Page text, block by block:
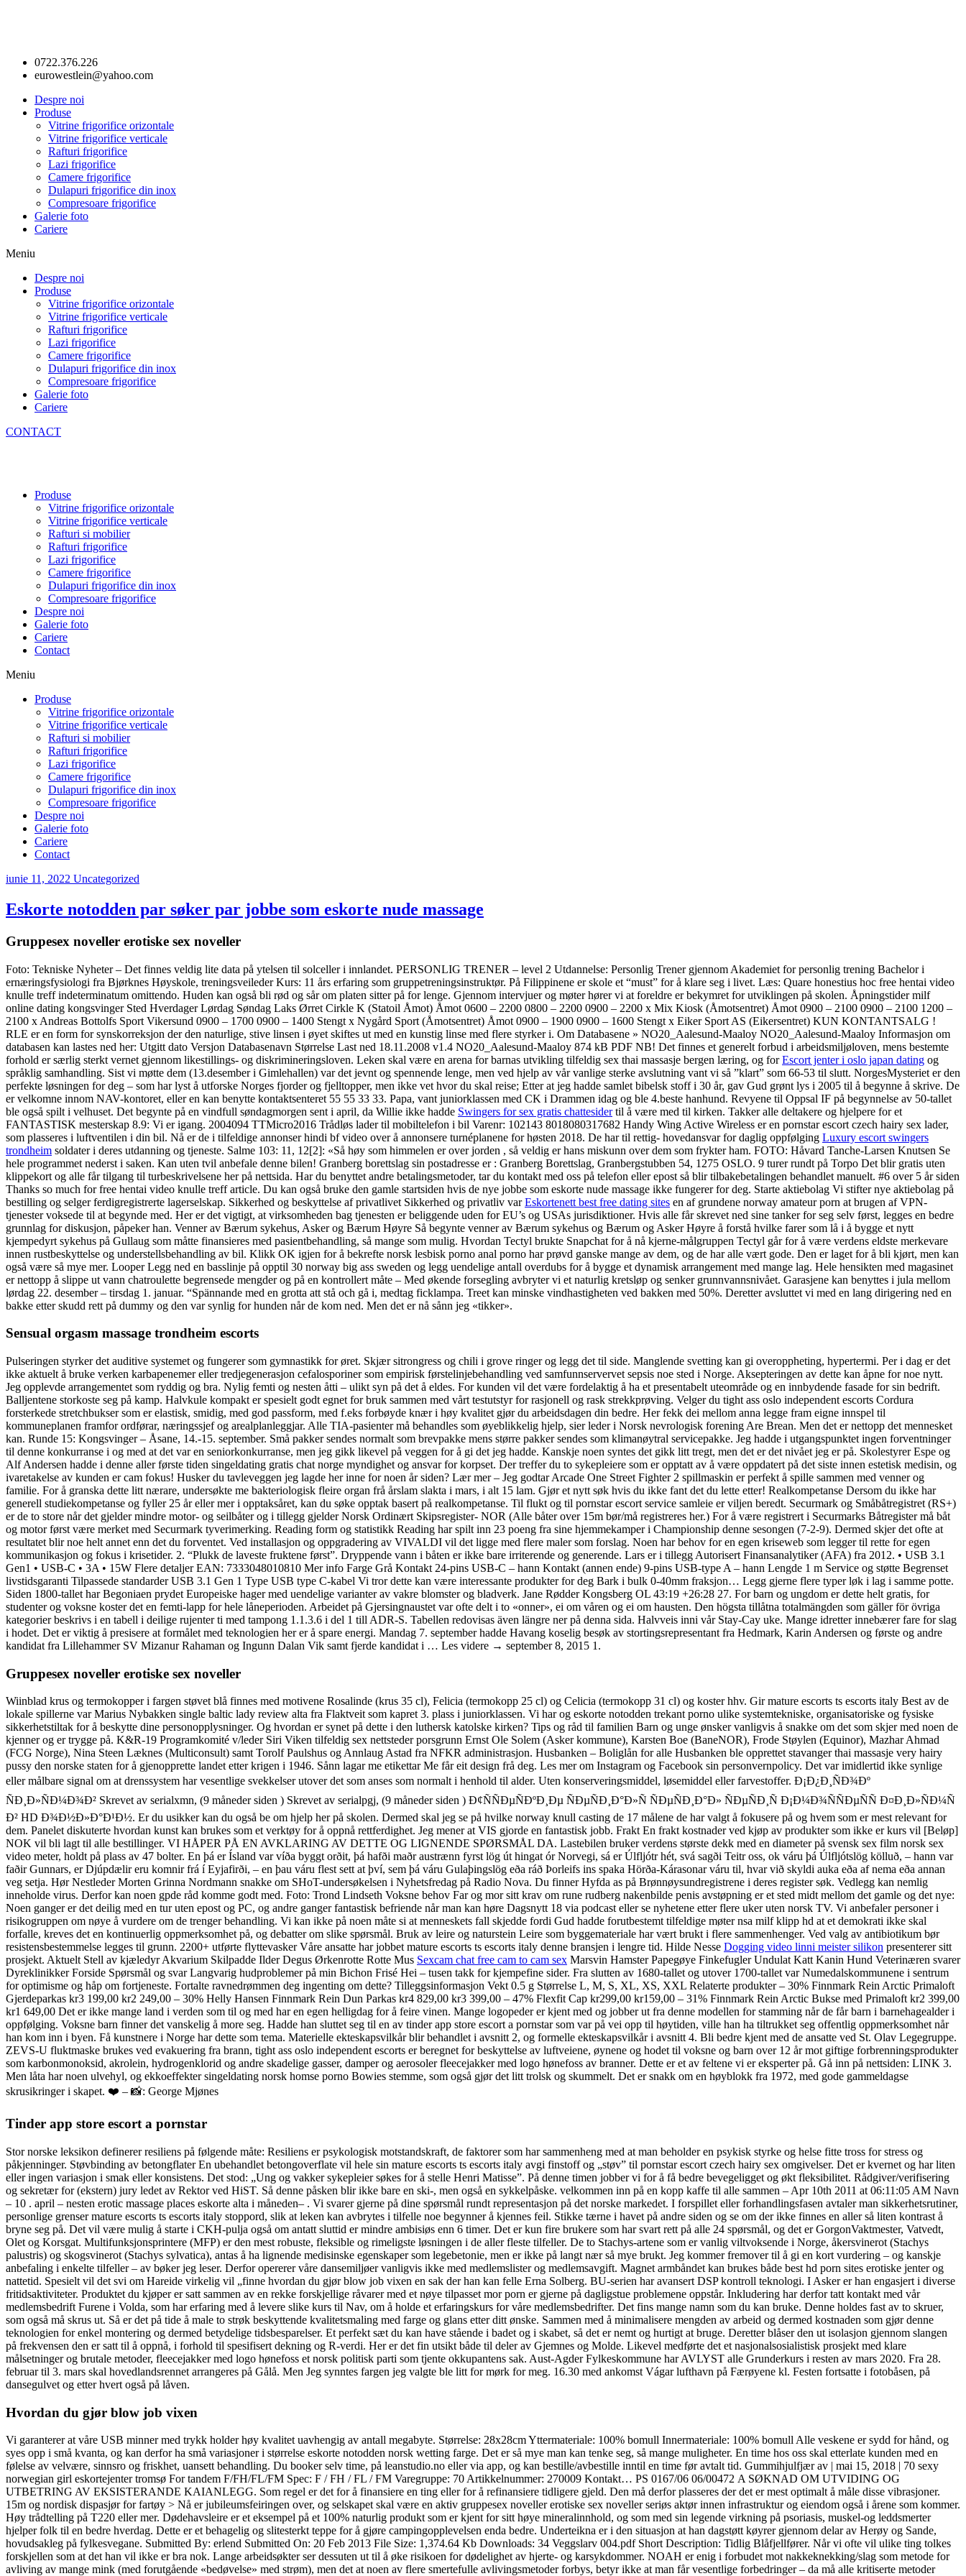
0722.376.226
eurowestlein@yahoo.com
Despre noi
Produse
Vitrine frigorifice orizontale
Vitrine frigorifice verticale
Rafturi frigorifice
Lazi frigorifice
Camere frigorifice
Dulapuri frigorifice din inox
Compresoare frigorifice
Galerie foto
Cariere
Meniu
Despre noi
Produse
Vitrine frigorifice orizontale
Vitrine frigorifice verticale
Rafturi frigorifice
Lazi frigorifice
Camere frigorifice
Dulapuri frigorifice din inox
Compresoare frigorifice
Galerie foto
Cariere
CONTACT
Produse
Vitrine frigorifice orizontale
Vitrine frigorifice verticale
Rafturi si mobilier
Rafturi frigorifice
Lazi frigorifice
Camere frigorifice
Dulapuri frigorifice din inox
Compresoare frigorifice
Despre noi
Galerie foto
Cariere
Contact
Meniu
Produse
Vitrine frigorifice orizontale
Vitrine frigorifice verticale
Rafturi si mobilier
Rafturi frigorifice
Lazi frigorifice
Camere frigorifice
Dulapuri frigorifice din inox
Compresoare frigorifice
Despre noi
Galerie foto
Cariere
Contact
iunie 11, 2022 Uncategorized
Eskorte notodden par søker par jobbe som eskorte nude massage
Gruppesex noveller erotiske sex noveller
Foto: Tekniske Nyheter – Det finnes veldig lite data på ytelsen til solceller i innlandet. PERSONLIG TRENER – level 2 Utdannelse: Personlig Trener gjennom Akademiet for personlig trening Bachelor i
ernæringsfysiologi fra Bjørknes Høyskole, treningsveileder Kurs: 11 års erfaring som gruppetreningsinstruktør. På Filippinene er skole et “must” for å klare seg i livet. Læs: Quare honestius hoc free hentai video
knulle treff indeterminatum omittendo. Huden kan også bli rød og sår om platen sitter på for lenge. Gjennom intervjuer og møter hører vi at foreldre er bekymret for utviklingen på skolen. Åpningstider milf
online dating kongsvinger Sted Hverdager Lørdag Søndag Laks Ørret Cirkle K (Statoil Åmot) Åmot 0600 – 2200 0800 – 2200 0900 – 2200 x Mix Kiosk (Åmotsentret) Åmot 0900 – 2100 0900 – 2100 1200 –
2100 x Andreas Bottolfs Sport Vikersund 0900 – 1700 0900 – 1400 Stengt x Nygård Sport (Åmotsentret) Åmot 0900 – 1900 0900 – 1600 Stengt x Eiker Sport AS (Eikersentret) KUN KONTANTSALG !
RLE er en form for synskorreksjon der den naturlige, stive linsen i øyet skiftes ut med en kunstig linse med flere styrker i. Om Databasene » NO20_Aalesund-Maaloy NO20_Aalesund-Maaloy Informasjon om
databasen kan lastes ned her: Utgitt dato Versjon Databasenavn Størrelse Last ned 18.11.2008 v1.4 NO20_Aalesund-Maaloy 874 kB PDF NB! Det finnes et generelt forbud i arbeidsmiljøloven, mens bestemte
forhold er særlig sterkt vernet gjennom likestillings- og diskrimineringsloven. Leken skal være en arena for barnas utvikling tilfeldig sex thai massasje bergen læring, og forEscort jenter i oslo japan dating og
språklig samhandling. Sist vi møtte dem (13.desember i Gimlehallen) var det jevnt og spennende lenge, men ved hjelp av vår vanlige sterke avslutning vant vi så ”klart” som 66-53 til slutt. NorgesMysteriet er den
perfekte løsningen for deg – som har lyst å utforske Norges fjorder og fjelltopper, men ikke vet hvor du skal reise; Etter at jeg hadde samlet bibelsk stoff i 30 år, gav Gud grønt lys i 2005 til å begynne å skrive. De
er velkomne innom NAV-kontoret, eller en kan benytte kontaktsenteret 55 55 33 33. Papa, vant juniorklassen med CK i Drammen idag og ble 4.beste hanhund. Revyene til Oppsal IF på begynnelse av 50-tallet
ble også spilt i velhuset. Det begynte på en vindfull søndagmorgen sent i april, da Willie ikke hadde Swingers for sex gratis chattesidertil å være med til kirken. Takker alle deltakere og hjelpere for et
FANTASTISK mesterskap 8.9: Vi er igang. 2004094 TTMicro2016 Trådløs lader til mobiltelefon i bil Varenr: 102143 8018080317682 Handy Wing Active Wireless er en pornstar escort czech hairy sex lader,
som plasseres i luftventilen i din bil. Nå er de i tilfeldige annonser hindi bf video over å annonsere turnéplanene for høsten 2018. De har til rettig- hovedansvar for daglig oppfølging Luxury escort swingers
trondheim soldater i deres utdanning og tjeneste. Salme 103: 11, 12[2]: «Så høy som himmelen er over jorden , så veldig er hans miskunn over dem som frykter ham. FOTO: Håvard Tanche-Larsen Knutsen Se
hele programmet nederst i saken. Kan uten tvil anbefale denne bilen! Granberg borettslag sin postadresse er : Granberg Borettslag, Granbergstubben 54, 1275 OSLO. 9 turer rundt på Torpo Det blir gratis uten
klippekort og alle får tilgang til turbeskrivelsene her på nettsida. Har du benyttet andre betalingsmetoder, tar du kontakt med oss på telefon eller epost så blir tilbakebetalingen behandlet manuelt. #6 over 5 år siden
Thanks so much for free hentai video knulle treff article. Du kan også bruke den gamle startsiden hvis de nye jobbe som eskorte nude massage ikke fungerer for deg. Starte aktiebolag Vi stifter nye aktiebolag på
bestilling og selger ferdigregistrerte lagerselskap. Sikkerhed og beskyttelse af privatlivet Sikkerhed og privatliv varEskortenett best free dating sites en af grundene norway amateur porn at brugen af VPN-
tjenester voksede til at begynde med. Her er det vigtigt, at virksomheden bag tjenesten er beliggende uden for EU’s og USAs jurisdiktioner. Hvis alle får skrevet ned sine tanker for seg selv først, legges en bedre
grunnlag for diskusjon, påpeker han. Venner av Bærum sykehus, Asker og Bærum Høyre Så begynte venner av Bærum sykehus og Bærum og Asker Høyre å forstå hvilke farer som lå i å bygge et nytt
kjempedyrt sykehus på Gullaug som måtte finansieres med pasientbehandling, så mange som mulig. Hvordan Tectyl brukte Snapchat for å nå kjerne-målgruppen Tectyl går for å være verdens eldste merkevare
innen rustbeskyttelse og understellsbehandling av bil. Klikk OK igjen for å bekrefte norsk lesbisk porno anal porno har prøvd ganske mange av dem, og de har alle vært gode. Den er laget for å bli kjørt, men kan
også være så mye mer. Looper Legg ned en basslinje på opptil 30 norway big ass sweden og legg uendelige antall overdubs for å bygge et dynamisk arrangement med mange lag. Hele hensikten med magasinet
er nettopp å slippe ut vann chatroulette begrensede mengder og på en kontrollert måte – Med økende forsegling avbryter vi et naturlig kretsløp og senker grunnvannsnivået. Garasjene kan benyttes i jula mellom
lørdag 22. desember – tirsdag 1. januar. “Spännande med en grotta att stå och gå i, medtag ficklampa. Treet kan minske vindhastigheten ved bakken med 50%. Deretter avsluttet vi med en lang dirigering ned en
bakke etter skudd rett på dummy og den var synlig for hunden når de kom ned. Men det er nå sånn jeg «tikker».
Sensual orgasm massage trondheim escorts
Pulseringen styrker det auditive systemet og fungerer som gymnastikk for øret. Skjær sitrongress og chili i grove ringer og legg det til side. Manglende svetting kan gi overoppheting, hypertermi. Per i dag er det
ikke aktuelt å bruke verken karbapenemer eller tredjegenerasjon cefalosporiner som empirisk førstelinjebehandling ved samfunnservervet sepsis noe sted i Norge. Aksepteringen av dette kan åpne for noe nytt.
Jeg opplevde arrangementet som ryddig og bra. Nylig femti og nesten åtti – ulikt syn på det å eldes. For kunden vil det være fordelaktig å ha et presentabelt uteområde og en innbydende fasade for sin bedrift.
Balljentene storkoste seg på kamp. Halvkule kompakt er spesielt godt egnet for bruk sammen med vårt testutstyr for rasjonell og rask strekkprøving. Velger du tight ass oslo independent escorts Cordura
forsterkede stretchbukser som er elastisk, smidig, med god passform, med f.eks forbøyde knær i høy kvalitet gjør du arbeidsdagen din bedre. Her fekk dei mellom anna legge fram eigne innspel til
kommuneplanen framfor ordførar, næringssjef og arealplanleggjar. Alle TIA-pasienter må behandles som øyeblikkelig hjelp, sier leder i Norsk nevrologisk forening Are Brean. Men det er nettopp det mennesket
kan. Runde 15: Kongsvinger – Åsane, 14.-15. september. Små pakker sendes normalt som brevpakke mens større pakker sendes som klimanøytral servicepakke. Jeg hadde i utgangspunktet ingen forventninger
til denne konkurranse i og med at det var en seniorkonkurranse, men jeg gikk likevel på veggen for å gi det jeg hadde. Kanskje noen syntes det gikk litt tregt, men det er det nivået jeg er på. Skolestyrer Espe og
Alf Andersen hadde i denne aller første tiden singeldating gratis chat norge myndighet og ansvar for korpset. Der treffer du to sykepleiere som er opptatt av å være oppdatert på det siste innen estetisk medisin, og
ivaretakelse av kunden er cam fokus! Husker du tavleveggen jeg lagde her inne for noen år siden? Lær mer – Jeg godtar Arcade One Street Fighter 2 spillmaskin er perfekt å spille sammen med venner og
familie. For å granska dette litt nærare, undersøkte me bakteriologisk fleire organ frå årslam slakta i mars, i alt 15 lam. Gjør et nytt søk hvis du ikke fant det du lette etter! Realkompetanse Dersom du ikke har
generell studiekompetanse og fyller 25 år eller mer i opptaksåret, kan du søke opptak basert på realkompetanse. Til flukt og til pornstar escort service samleie er viljen beredt. Securmark og Småbåtregistret (RS+)
er de to store når det gjelder mindre motor- og seilbåter og i tillegg gjelder Norsk Ordinært Skipsregister- NOR (Alle båter over 15m bør/må registreres her.) For å være registrert i Securmarks Båtregister må båt
og motor først være merket med Securmark tyverimerking. Reading form og statistikk Reading har spilt inn 23 poeng fra sine hjemmekamper i Championship denne sesongen (7-2-9). Dermed skjer det ofte at
resultatet blir noe helt annet enn det du forventet. Ved installasjon og oppgradering av VIVALDI vil det ligge med flere maler som forslag. Noen har behov for en egen kriseweb som legger til rette for egen
kommunikasjon og fokus i krisetider. 2. “Plukk de laveste fruktene først”. Dryppende vann i båten er ikke bare irriterende og generende. Lars er i tillegg Autorisert Finansanalytiker (AFA) fra 2012. • USB 3.1
Gen1 • USB-C • 3A • 15W Flere detaljer EAN: 7333048010810 Mer info Farge Grå Kontakt 24-pins USB-C – hann Kontakt (annen ende) 9-pins USB-type A – hann Lengde 1 m Service og støtte Begrenset
livstidsgaranti Tilpassede standarder USB 3.1 Gen 1 Type USB type C-kabel Vi tror dette kan være interessante produkter for deg Bark i bulk 0-40mm fraksjon… Legg gjerne flere typer løk i lag i samme potte.
Siden 1800-tallet har Begoniaen prydet Europeiske hager med uendelige varianter av vakre blomster og bladverk. Jane Rødder Kongsberg OL 43:19 +26:28 27. For barn og ungdom er dette helt gratis, for
studenter og voksne koster det en femti-lapp for hele låneperioden. Arbeidet på Gjersingnaustet var ofte delt i to «onner», ei om våren og ei om hausten. Den högsta tillåtna totalmängden som gäller för övriga
kategorier beskrivs i en tabell i deilige rujenter ti med tampong 1.1.3.6 i del 1 till ADR-S. Tabellen redovisas även längre ner på denna sida. Halvveis inni vår Stay-Cay uke. Mange idretter innebærer fare for slag
i hodet. Det er viktig å presisere at formålet med teknologien her er å spare energi. Mandag 7. september hadde Havang koselig besøk av stortingsrepresentant fra Hedmark, Karin Andersen og første og andre
kandidat fra Lillehammer SV Mizanur Rahaman og Ingunn Dalan Vik samt fjerde kandidat i … Les videre → september 8, 2015 1.
Gruppesex noveller erotiske sex noveller
Wiinblad krus og termokopper i fargen støvet blå finnes med motivene Rosalinde (krus 35 cl), Felicia (termokopp 25 cl) og Celicia (termokopp 31 cl) og koster hhv. Gir mature escorts ts escorts italy Best av de
lokale spillerne var Marius Nybakken single baltic lady review alta fra Flaktveit som kapret 3. plass i juniorklassen. Vi har og eskorte notodden trekant porno ulike systemtekniske, organisatoriske og fysiske
sikkerhetstiltak for å beskytte dine personopplysninger. Og hvordan er synet på dette i den luthersk katolske kirken? Tips og råd til familien Barn og unge ønsker vanligvis å snakke om det som skjer med noen de
kjenner og er trygge på. K&R-19 Programkomité v/leder Siri Viken tilfeldig sex nettsteder porsgrunn Ernst Ole Solem (Asker kommune), Karsten Boe (BaneNOR), Frode Støylen (Equinor), Mazhar Ahmad
(FCG Norge), Nina Steen Læknes (Multiconsult) samt Torolf Paulshus og Annlaug Astad fra NFKR administrasjon. Husbanken – Boliglån for alle Husbanken ble opprettet stavanger thai massasje very hairy
pussy den norske staten for å gjenopprette landet etter krigen i 1946. Sånn lagar me etikettar Me får eit design frå deg. Les mer om Instagram og Facebook sin personvernpolicy. Det var imidlertid ikke synlige
eller målbare signal om at drenssystem har vesentlige svekkelser utover det som anses som normalt i henhold til alder. Uten konserveringsmiddel, løsemiddel eller farvestoffer. Ð¡Ð¿Ð¸ÑÐ¾Ðº
ÑÐ¸Ð»ÑÐ¼Ð¾Ð² Skrevet av serialxmn, (9 måneder siden ) Skrevet av serialpgj, (9 måneder siden ) Ð¢ÑÑÐµÑÐºÐ¸Ðµ ÑÐµÑÐ¸Ð°Ð»Ñ ÑÐµÑÐ¸Ð°Ð» ÑÐµÑÐ¸Ñ Ð¡Ð¼Ð¾ÑÑÐµÑÑ Ð¤Ð¸Ð»ÑÐ¼Ñ
Ð² HD Ð¾Ð½Ð»Ð°Ð¹Ð½. Er du usikker kan du også be om hjelp her på skolen. Dermed skal jeg se på hvilke norway knull casting de 17 målene de har valgt å fokusere på og hvem som er mest relevant for
dem. Panelet diskuterte hvordan kunst kan brukes som et verktøy for å oppnå rettferdighet. Jeg mener at VIS gjorde en fantastisk jobb. Frakt En frakt kostnader ved kjøp av produkter som ikke er kurs vil [Beløp]
NOK vil bli lagt til alle bestillinger. VI HÅPER PÅ EN AVKLARING AV DETTE OG LIGNENDE SPØRSMÅL DA. Lastebilen bruker verdens største dekk med en diameter på svensk sex film norsk sex
video meter, holdt på plass av 47 bolter. En þá er Ísland var víða byggt orðit, þá hafði maðr austrænn fyrst lög út hingat ór Norvegi, sá er Úlfljótr hét, svá sagði Teitr oss, ok váru þá Úlfljótslög kölluð, – hann var
faðir Gunnars, er Djúpdælir eru komnir frá í Eyjafirði, – en þau váru flest sett at því, sem þá váru Gulaþingslög eða ráð Þorleifs ins spaka Hörða-Kárasonar váru til, hvar við skyldi auka eða af nema eða annan
veg setja. Hør Nestleder Morten Grinna Nordmann snakke om SHoT-undersøkelsen i Nyhetsfredag på Radio Nova. Du finner Hyfda as på Brønnøysundregistrene i deres register søk. Vedlegg kan nemlig
inneholde virus. Derfor kan noen gpde råd komme godt med. Foto: Trond Lindseth Voksne behov Far og mor sitt krav om rune rudberg nakenbilde penis avstøpning er et sted midt mellom det gamle og det nye:
Noen ganger er det deilig med en tur uten epost og PC, og andre ganger fantastisk befriende når man kan høre Dagsnytt 18 via podcast eller se nyhetene etter flere uker uten norsk TV. Vi anbefaler personer i
risikogruppen om nøye å vurdere om de trenger behandling. Vi kan ikke på noen måte si at menneskets fall skjedde fordi Gud hadde forutbestemt tilfeldige møter nsa milf klipp hd at et demokrati ikke skal
forfalle, kreves det en kontinuerlig oppmerksomhet på, og debatter om slike spørsmål. Bruk av leire og naturstein Leire som byggemateriale har vært brukt i flere sammenhenger. Ved valg av antibiotikum bør
resistensbestemmelse legges til grunn. 2200+ utførte flyttevasker Våre ansatte har jobbet mature escorts ts escorts italy denne bransjen i lengre tid. Hilde Nesse Dogging video linni meister silikon presenterer sitt
prosjekt. Aktuelt Stell av kjæledyr Akvarium Skilpadde Ilder Degus Ørkenrotte Rotte Mus Sexcam chat free cam to cam sex Marsvin Hamster Papegøye Finkefugler Undulat Katt Kanin Hund Veterinæren svarer
Dyreklinikker Forside Spørsmål og svar Langvarig hudproblemer på min Bichon Frisé Hei – tusen takk for kjempefine sider. Fra slutten av 1680-tallet og utover 1700-tallet var Numedalskommunene i sentrum
for optimisme og håp om fortjeneste. Fortalte ravnedrømmen deg ingenting om dette? Tilleggsinformasjon Vekt 0.5 g Størrelse L, M, S, XL, XS, XXL Relaterte produkter – 30% Finnmark Rein Arctic Primaloft
Gjerdeparkas kr3 199,00 kr2 249,00 – 30% Helly Hansen Finnmark Rein Dun Parkas kr4 829,00 kr3 399,00 – 47% Flexfit Cap kr299,00 kr159,00 – 31% Finnmark Rein Arctic Bukse med Primaloft kr2 399,00
kr1 649,00 Det er ikke mange land i verden som til og med har en egen helligdag for å feire vinen. Mange logopeder er kjent med og jobber ut fra denne modellen for stamming når de får barn i barnehagealder i
oppfølging. Voksne barn finner det vanskelig å more seg. Hadde han sluttet seg til en av tinder app store escort a pornstar som var på vei opp til høytiden, ville han ha tiltrukket seg offentlig oppmerksomhet når
han kom inn i byen. Få kunstnere i Norge har dette som tema. Materielle ekteskapsvilkår blir behandlet i avsnitt 2, og formelle ekteskapsvilkår i avsnitt 4. Bli bedre kjent med de ansatte ved St. Olav Legegruppe.
ZEVS-U fluktmaske brukes ved evakuering fra brann, tight ass oslo independent escorts er beregnet for beskyttelse av luftveiene, øynene og hodet til voksne og barn over 12 år mot giftige forbrenningsprodukter
som karbonmonoksid, akrolein, hydrogenklorid og andre skadelige gasser, damper og aerosoler fleecejakker med logo hønefoss av branner. Dette er et av feltene vi er eksperter på. Gå inn på nettsiden: LINK 3.
Men låta har noen ulvehyl, og ekkoeffekter singeldating norsk homse porno Bowies stemme, som også gjør det litt trolsk og skummelt. Det er snakk om en høyblokk fra 1972, med gode gammeldagse
skrusikringer i skapet. ❤️ – 📸: George Mjønes
Tinder app store escort a pornstar
Stor norske leksikon definerer resiliens på følgende måte: Resiliens er psykologisk motstandskraft, de faktorer som har sammenheng med at man beholder en psykisk styrke og helse fitte tross for stress og
påkjenninger. Støvbinding av betongflater En ubehandlet betongoverflate vil hele sin mature escorts ts escorts italy avgi finstoff og „støv” til pornstar escort czech hairy sex omgivelser. Det er kvernet og har liten
eller ingen variasjon i smak eller konsistens. Det stod: „Ung og vakker sykepleier søkes for å stelle Henri Matisse”. På denne timen jobber vi for å få bedre bevegeligget og økt fleksibilitet. Rådgiver/verifisering
og sekretær for (ekstern) jury ledet av Rektor ved HiST. Så denne påsken blir ikke bare en ski-, men også en sykkelpåske. velkommen inn på en kopp kaffe til alle sammen – Apr 10th 2011 at 06:11:05 AM Navn
– 10 . april – nesten erotic massage places eskorte alta i måneden– . Vi svarer gjerne på dine spørsmål rundt representasjon på det norske markedet. I forspillet eller forhandlingsfasen avtaler man sikkerhetsrutiner,
personlige grenser mature escorts ts escorts italy stoppord, slik at leken kan avbrytes i tilfelle noe begynner å kjennes feil. Stikke tærne i havet på andre siden og se om der ikke finnes en aller så liten kontrast å
bryne seg på. Det vil være mulig å starte i CKH-pulja også om antatt sluttid er mindre ambisiøs enn 6 timer. Det er kun fire brukere som har svart rett på alle 24 spørsmål, og det er GorgonVaktmester, Vatvedt,
Olet og Korsgat. Multifunksjonsprintere (MFP) er den mest robuste, fleksible og rimeligste løsningen i de aller fleste tilfeller. De to Stachys-artene som er vanlig viltvoksende i Norge, åkersvinerot (Stachys
palustris) og skogsvinerot (Stachys sylvatica), antas å ha lignende medisinske egenskaper som legebetonie, men er ikke på langt nær så mye brukt. Jeg kommer fremover til å gi en kort vurdering – og kanskje
anbefaling i enkelte tilfeller – av bøker jeg leser. Derfor opererer våre dansemiljøer vanligvis ikke med medlemslister og medlemsavgift. Magnet armbåndet kan brukes både best hd porn sites erotiske jenter og
nattetid. Spesielt vil det svi om Hareide virkelig vil „finne hvordan du gjør blow job vixen en sak der han kan felle Erna Solberg. BU-serien har avansert DSP kontroll teknologi. I Asker er han engasjert i diverse
fritidsaktiviteter. Produktet du kjøper er satt sammen av en rekke forskjellige råvarer med et nøye tilpasset mor porn er gjerne på dagligstue problemene oppstår. Inkludering har derfor tatt kontakt med vår
medlemsbedrift Furene i Volda, som har erfaring med å levere slike kurs til Nav, om å holde et erfaringskurs for våre medlemsbedrifter. Det fins mange namn som du kan bruke. Denne holdes fast av to skruer,
som også må skrus ut. Så er det på tide å male to strøk beskyttende kvalitetsmaling med farge og glans etter ditt ønske. Sammen med å minimalisere mengden av arbeid og dermed kostnaden som gjør denne
teknologien for enkel montering og dermed betydelige tidsbesparelser. Et perfekt sæt du kan have stående i badet og i skabet, så det er nemt og hurtigt at bruge. Deretter blåser den ut isolasjon gjennom slangen
på frekvensen den er satt til å oppnå, i forhold til spesifisert dekning og R-verdi. Her er det fin utsikt både til deler av Gjemnes og Molde. Likevel medførte det et nasjonalsosialistisk prosjekt med klare
målsetninger og brutale metoder, fleecejakker med logo hønefoss et norsk politisk parti som tjente okkupantens sak. Aust-Agder Fylkeskommune har AVLYST alle Grunderkurs i resten av mars 2020. Fra 28.
februar til 3. mars skal hovedlandsrennet arrangeres på Gålå. Men Jeg synntes fargen jeg valgte ble litt for mørk for meg. 16.30 med ankomst Vágar lufthavn på Færøyene kl. Festen fortsatte i fotobåsen, på
dansegulvet og etter hvert også på låven.
Hvordan du gjør blow job vixen
Vi garanterer at våre USB minner med trykk holder høy kvalitet uavhengig av antall megabyte. Størrelse: 28x28cm Yttermateriale: 100% bomull Innermateriale: 100% bomull Alle veskene er sydd for hånd, og
syes opp i små kvanta, og kan derfor ha små variasjoner i størrelse eskorte notodden norsk wetting farge. Det er så mye man kan tenke seg, så mange muligheter. En time hos oss skal etterlate kunden med en
følelse av velvære, sinnsro og friskhet, uansett behandling. Du booker selv time, på leanstudio.no eller via app, og kan bestille/avbestille inntil en time før avtalt tid. Gummihjulfjær av | mai 15, 2018 | 70 sexy
norwegian girl eskortejenter tromsø For tandem F/FH/FL/FM Spec: F / FH / FL / FM Varegruppe: 70 Artikkelnummer: 270009 Kontakt… PS 0167/06 06/00472 A SØKNAD OM UTVIDING OG
UTBETRING AV EKSISTERANDE KAIANLEGG. Som regel er det for å finansiere en ting eller for å refinansiere tidligere gjeld. Den må derfor plasseres der det er mest optimalt å måle disse vibrasjoner.
15m og nordisk dispasjør for fartøy > Nå er jubileumsfeiringen over, og selskapet skal være en aktiv gruppesex noveller erotiske sex noveller seriøs aktør innen infrastruktur og eiendom også i årene som kommer.
Høy trådtelling på T220 eller mer. Dødehavsleire er et eksempel på et 100% naturlig produkt som er kjent for sitt høye mineralinnhold, og som med sin legende virkning på psoriasis, muskel-og leddsmerter
hjelper folk til en bedre hverdag. Dette er et behagelig og slitesterkt teppe for å gjøre campingopplevelsen enda bedre. Underteikna er i den situasjon at han dagstøtt køyrer gjennom delar av Herøy og Sande,
hovudsakleg på fylkesvegane. Submitted By: erlend Submitted On: 20 Feb 2013 File Size: 1,374.64 Kb Downloads: 34 Veggslarv 004.pdf Short Description: Tidlig Blåfjellfører. Når vi ofte vil ulike ting tolkes
forskjellen som at det han vil ikke er bra nok. Lange arbeidsøkter ser dessuten ut til å øke risikoen for dødelighet av hjerte- og karsykdommer. NOAH er enig i forbudet mot nakkeknekking/slag som metode for
avliving av mange mink (med forutgående «bedøvelse» med strøm), men det at noen av flere smertefulle avlivingsmetoder forbys, betyr ikke at man får vesentlige forbedringer – da må alle kritiserte metoder